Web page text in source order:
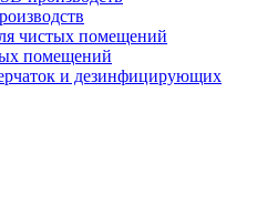
чистых помещений
помещений
и дезинфицирующих